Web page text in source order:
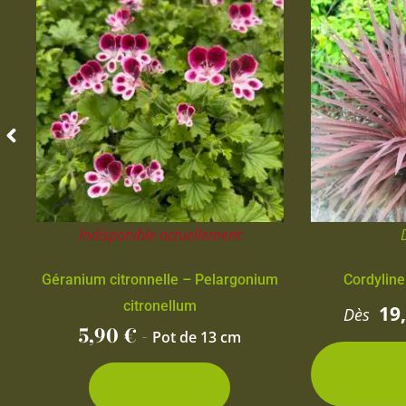
Indisponible actuellement
Géranium citronnelle – Pelargonium
citronellum
5,90€ - Pot de 13 cm
Dès